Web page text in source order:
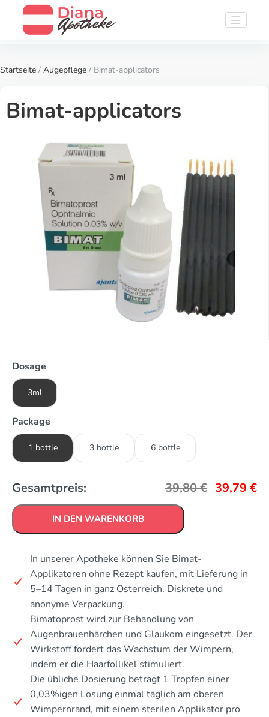
Startseite / Augepflege / Bimat-applicators
Bimat-applicators
Dosage
3ml
Package
1 bottle 3 bottle 6 bottle
Gesamtpreis: 39,80€ 39,79 €
IN DEN WARENKORB
In unserer Apotheke können Sie Bimat-
Applikatoren ohne Rezept kaufen, mit Lieferung in
5–14 Tagen in ganz Österreich. Diskrete und
anonyme Verpackung.
Bimatoprost wird zur Behandlung von
Augenbrauenhärchen und Glaukom eingesetzt. Der
Wirkstoff fördert das Wachstum der Wimpern,
indem er die Haarfollikel stimuliert.
Die übliche Dosierung beträgt 1 Tropfen einer
0,03%igen Lösung einmal täglich am oberen
Wimpernrand, mit einem sterilen Applikator pro